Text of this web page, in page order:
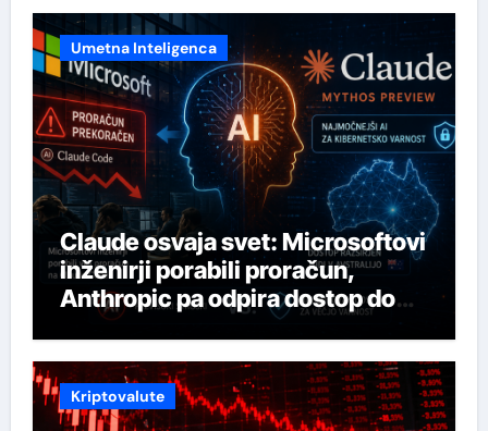
Umetna Inteligenca
Claude osvaja svet: Microsoftovi
inženirji porabili proračun,
Anthropic pa odpira dostop do
svojega najmočnejšega AI-ja
Kriptovalute